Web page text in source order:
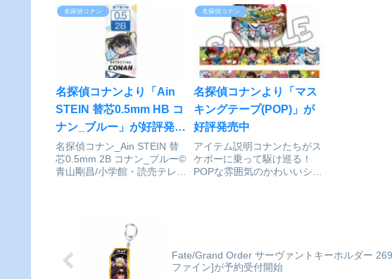
ト/ゆるパレット 江戸川コナ
ン&赤井秀一©青山剛昌/小学
館・読売テレビ・TMS
1996colleizeで探す
に“より”そう“ぬい”ぐるみ」
がコンセプトのムービック発
のブランドです。足にプレー
トが入った自立式で、首と手
を動かすことができます。
色...
名探偵コナン
名探偵コナンより「Ain
STEIN 替芯0.5mm HB コ
ナン_ブルー」が好評発売
中
名探偵コナン_Ain STEIN 替
芯0.5mm 2B コナン_ブルー©
青山剛昌/小学館・読売テレ
名探偵コナン
名探偵コナンより「マス
キングテープ(POP)」が
好評発売中
アイテム説明コナンたちがス
ケボーに乗って駆け巡る！
POPな雰囲気のかわいいシリ
Fate/Grand Order サーヴァントキーホルダー
ファイン]が予約受付開始